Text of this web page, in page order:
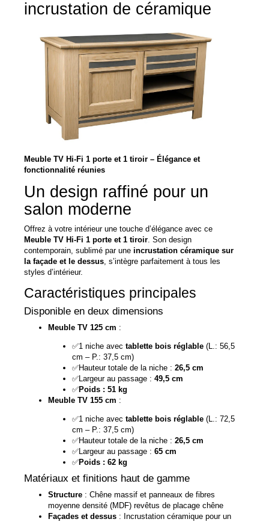
incrustation de céramique
Meuble TV Hi-Fi 1 porte et 1 tiroir – Élégance et
fonctionnalité réunies
Un design raffiné pour un
salon moderne
Offrez à votre intérieur une touche d’élégance avec ce
Meuble TV Hi-Fi 1 porte et 1 tiroir. Son design
contemporain, sublimé par une incrustation céramique sur
la façade et le dessus, s’intègre parfaitement à tous les
styles d’intérieur.
Caractéristiques principales
Disponible en deux dimensions
Meuble TV 125 cm :
✅1 niche avec tablette bois réglable (L.: 56,5
cm – P.: 37,5 cm)
✅Hauteur totale de la niche : 26,5 cm
✅Largeur au passage : 49,5 cm
✅Poids : 51 kg
Meuble TV 155 cm :
✅1 niche avec tablette bois réglable (L.: 72,5
cm – P.: 37,5 cm)
✅Hauteur totale de la niche : 26,5 cm
✅Largeur au passage : 65 cm
✅Poids : 62 kg
Matériaux et finitions haut de gamme
Structure : Chêne massif et panneaux de fibres
moyenne densité (MDF) revêtus de placage chêne
Façades et dessus : Incrustation céramique pour un